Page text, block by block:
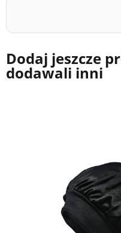
Dodaj jeszcze
dodawali inni